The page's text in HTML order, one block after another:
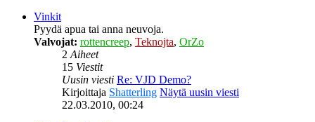
Vinkit
Pyydä apua tai anna neuvoja.
Valvojat: rottencreep, Teknojta, OrZo
2Aiheet
15 Viestit
Uusin viesti Re: VJD Demo?
Kirjoittaja Shatterling Näytä uusin viesti
22.03.2010, 00:24